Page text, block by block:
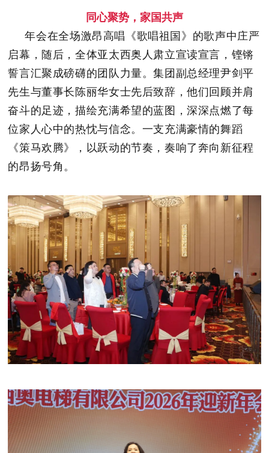
同心聚势，家国共声
年会在全场激昂高唱《歌唱祖国》的歌声中庄严
启幕，随后，全体亚太西奥人肃立宣读宣言，铿锵
誓言汇聚成磅礴的团队力量。集团副总经理尹剑平
先生与董事长陈丽华女士先后致辞，他们回顾并肩
奋斗的足迹，描绘充满希望的蓝图，深深点燃了每
位家人心中的热忱与信念。一支充满豪情的舞蹈
《策马欢腾》，以跃动的节奏，奏响了奔向新征程
的昂扬号角。